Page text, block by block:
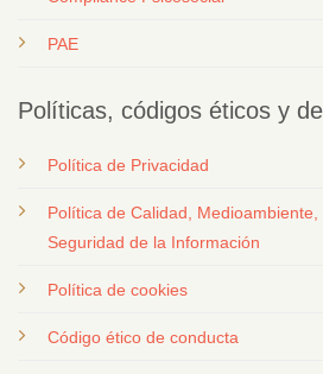
PAE
Políticas, códigos éticos y
Política de Privacidad
Política de Calidad,
Seguridad de la Información
Política de cookies
Código ético de conducta